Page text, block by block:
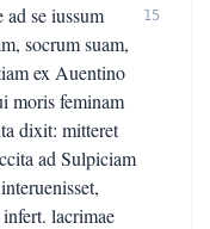
se iussum
socrum suam,
ex Auentino
moris feminam
dixit: mitteret
ad Sulpiciam
lacrimae
15